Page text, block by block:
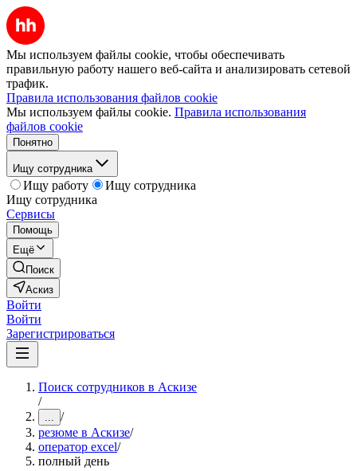
Мы используем файлы cookie, чтобы обеспечивать
правильную работу нашего веб-сайта и анализировать сетевой
трафик.
Правила использования файлов cookie
Мы используем файлы cookie. Правила использования
файлов cookie
Понятно
Ищу сотрудника
Ищу работу
Ищу сотрудника
Ищу сотрудника
Сервисы
Помощь
Ещё
Поиск
Аскиз
Войти
Войти
Зарегистрироваться
Поиск сотрудников в Аскизе
/
... /
резюме в Аскизе/
оператор excel/
полный день